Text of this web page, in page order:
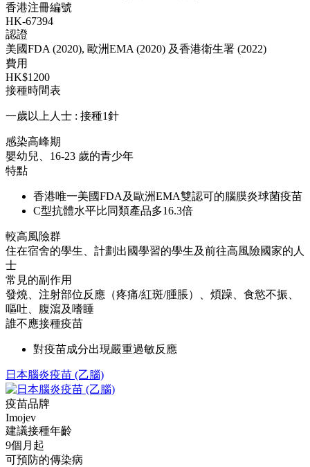
香港注冊編號
HK-67394
認證
美國FDA (2020), 歐洲EMA (2020) 及香港衛生署 (2022)
費用
HK$1200
接種時間表
一歲以上人士 : 接種1針
感染高峰期
嬰幼兒、16-23 歲的青少年
特點
香港唯一美國FDA及歐洲EMA雙認可的腦膜炎球菌疫苗
C型抗體水平比同類產品多16.3倍
較高風險群
住在宿舍的學生、計劃出國學習的學生及前往高風險國家的人
士
常見的副作用
發燒、注射部位反應（疼痛/紅斑/腫脹）、煩躁、食慾不振、
嘔吐、腹瀉及嗜睡
誰不應接種疫苗
對疫苗成分出現嚴重過敏反應
日本腦炎疫苗 (乙腦)
疫苗品牌
Imojev
建議接種年齡
9個月起
可預防的傳染病